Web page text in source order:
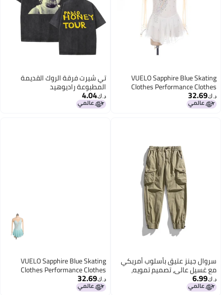
VUELO Sapphire Blue Skating
Clothes Performance Clothes
Children Adult Clothes Figure
Skating Color Skirt Funo Girl
د.ك‏32.69
تي شيرت فرقة الروك القديمة
المطبوعة راديوهيد
د.ك‏4.04
سروال جينز عتيق بأسلوب أمريكي
مع غسيل عالي، تصميم تمويه،
موضة الشارع، علامة تجارية
فضفاضة وعصرية متعددة الجيوب
د.ك‏6.99
VUELO Sapphire Blue Skating
Clothes Performance Clothes
Children Adult Clothes Figure
Skating Color Skirt Funo Girl
د.ك‏32.69